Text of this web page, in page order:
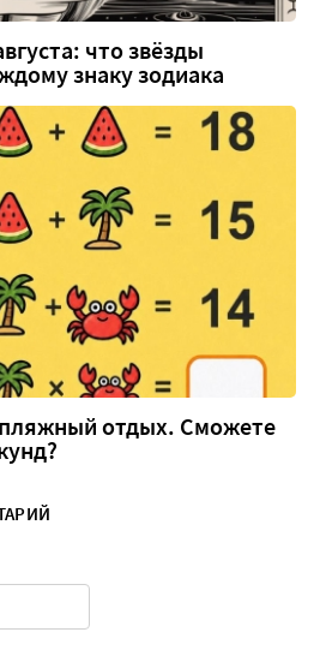
что звёзды
знаку зодиака
пляжный отдых. Сможете